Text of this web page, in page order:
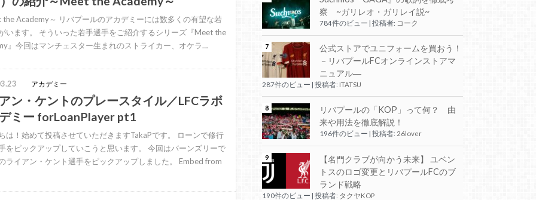
the Academy～ リバプールのアカデミーには数多くの有望な若
います。 そういった若手選手をご紹介するシリーズ『Meet the
』今回はマンチェスター生まれのストライカー、オケラ…
アカデミー
ン・ケントのプレースタイル／LFCラボ
ミー forLoanPlayer pt1
は！始めて投稿させていただきますTakaPです。 ローンで修行
をピックアップしていこうと思います。 今回はバーンズリーで
ライアン・ケント選手をピックアップしました。 Embed from
察 ~ガリレオ・ガリレイ説~
784件のビュー | 投稿者: コーク
公式ストアでユニフォームを買おう！
－リバプールFCオンラインストアマ
ニュアル―
287件のビュー 投稿者: ITATSU
リバプールの「KOP」って何？ 由
来や用法を徹底解説！
196件のビュー | 投稿者: 26lover
【名門クラブが向かう未来】 ユベン
トスのロゴ変更とリバプールFCのブ
ランド戦略
190件のビュー | 投稿者: タクヤKOP